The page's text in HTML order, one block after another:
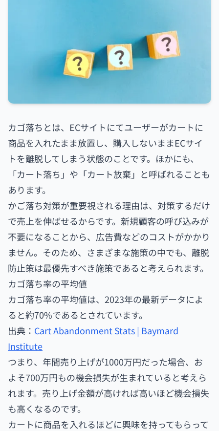
カゴ落ちとは、ECサイトにてユーザーがカートに
商品を入れたまま放置し、購入しないままECサイ
トを離脱してしまう状態のことです。ほかにも、
「カート落ち」や「カート放棄」と呼ばれることも
あります。
かご落ち対策が重要視される理由は、対策するだけ
で売上を伸ばせるからです。新規顧客の呼び込みが
不要になることから、広告費などのコストがかかり
ません。そのため、さまざまな施策の中でも、離脱
防止策は最優先すべき施策であると考えられます。
カゴ落ち率の平均値
カゴ落ち率の平均値は、2023年の最新データによ
ると約70%であるとされています。
出典： Cart Abandonment Stats | Baymard
Institute
つまり、年間売り上げが1000万円だった場合、お
よそ700万円もの機会損失が生まれていると考えら
れます。売り上げ金額が高ければ高いほど機会損失
も高くなるのです。
カートに商品を入れるほどに興味を持ってもらって